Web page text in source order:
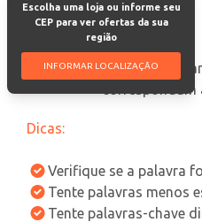
Escolha uma loja ou informe seu
CEP para ver ofertas da sua
região
INFORMAR LOCALIZAÇÃO
oops, não
correspondam
Dicas:
Verifique se a palavra
Tente palavras menos
Tente palavras-chave